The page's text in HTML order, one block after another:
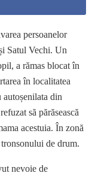
persoanelor
Satul Vechi. Un
a rămas blocat în
în localitatea
din
să părăsească
acestuia. În zonă
de drum.
nevoie de